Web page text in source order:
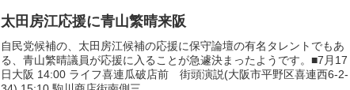
太田房江応援に青山繁晴来阪
自民党候補の、太田房江候補の応援に保守論壇の有名タレントでもあ
る、青山繁晴議員が応援に入ることが急遽決まったようです。■7月17
日大阪 14:00 ライフ喜連瓜破店前 街頭演説(大阪市平野区喜連西6-2-